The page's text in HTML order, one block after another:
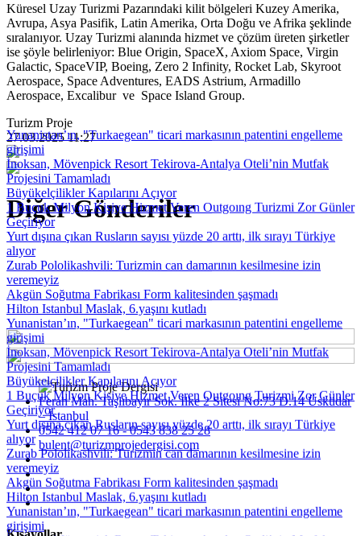
Küresel Uzay Turizmi Pazarındaki kilit bölgeleri Kuzey Amerika,
Avrupa, Asya Pasifik, Latin Amerika, Orta Doğu ve Afrika şeklinde
sıralanıyor. Uzay Turizmi alanında hizmet ve çözüm üreten şirketler
ise şöyle belirleniyor: Blue Origin, SpaceX, Axiom Space, Virgin
Galactic, SpaceVIP, Boeing, Zero 2 Infinity, Rocket Lab, Skyroot
Aerospace, Space Adventures, EADS Astrium, Armadillo
Aerospace, Excalibur ve Space Island Group.
Turizm Proje
27.03.2025 11:27
Diğer Gönderiler
Yunanistan’ın, "Turkaegean" ticari markasının patentini engelleme
girişimi
İnoksan, Mövenpick Resort Tekirova-Antalya Oteli’nin Mutfak
Projesini Tamamladı
Büyükelçilikler Kapılarını Açıyor
1 Buçuk Milyon Kişiye Hizmet Veren Outgoıng Turizmi Zor Günler
Geçiriyor
Yurt dışına çıkan Rusların sayısı yüzde 20 arttı, ilk sırayı Türkiye
alıyor
Zurab Pololikashvili: Turizmin can damarının kesilmesine izin
veremeyiz
Akgün Soğutma Fabrikası Form kalitesinden şaşmadı
Hilton Istanbul Maslak, 6.yaşını kutladı
Yunanistan’ın, "Turkaegean" ticari markasının patentini engelleme
girişimi
İnoksan, Mövenpick Resort Tekirova-Antalya Oteli’nin Mutfak
Projesini Tamamladı
Büyükelçilikler Kapılarını Açıyor
1 Buçuk Milyon Kişiye Hizmet Veren Outgoıng Turizmi Zor Günler
Geçiriyor
Yurt dışına çıkan Rusların sayısı yüzde 20 arttı, ilk sırayı Türkiye
alıyor
Zurab Pololikashvili: Turizmin can damarının kesilmesine izin
veremeyiz
Akgün Soğutma Fabrikası Form kalitesinden şaşmadı
Hilton Istanbul Maslak, 6.yaşını kutladı
Yunanistan’ın, "Turkaegean" ticari markasının patentini engelleme
girişimi
Ferah Mah. Taşlıbayır Sok. İlke 2 Sitesi No:73 D.14 Üsküdar
– İstanbul
0542 412 07 16 - 0543 838 25 28
bulent@turizmprojedergisi.com